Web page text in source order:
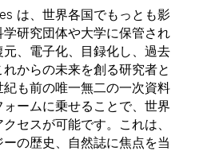
は、世界各国でもっとも影
研究団体や大学に保管され
、電子化、目録化し、過去
からの未来を創る研究者と
も前の唯一無二の一次資料
ームに乗せることで、世界
セスが可能です。これは、
の歴史、自然誌に焦点を当